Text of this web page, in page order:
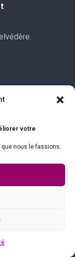
votre
que nous le fassions.